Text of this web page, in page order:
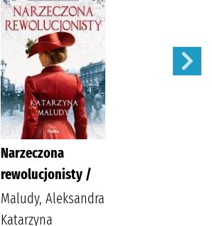
Narzeczona
rewolucjonisty /
Maludy, Aleksandra
Katarzyna